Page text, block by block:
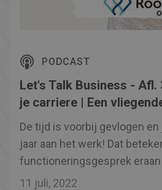
PODCAST
Let's Talk Business - Afl.
je carriere | Een
De tijd is voorbij gevlogen en
jaar aan het werk! Dat
functioneringsgesprek
werk wat je doet ook bij de
11 juli, 2022